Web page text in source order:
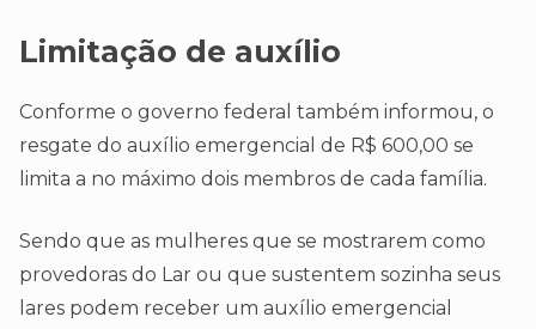
Limitação de auxílio
Conforme o governo federal também informou, o
resgate do auxílio emergencial de R$ 600,00 se
limita a no máximo dois membros de cada família.
Sendo que as mulheres que se mostrarem como
provedoras do Lar ou que sustentem sozinha seus
lares podem receber um auxílio emergencial